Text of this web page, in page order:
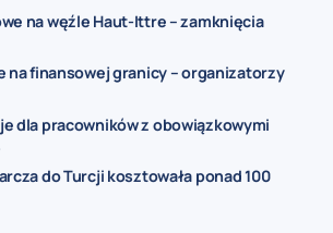
na węźle Haut-Ittre – zamknięcia
na finansowej granicy – organizatorzy
dla pracowników z obowiązkowymi
do Turcji kosztowała ponad 100